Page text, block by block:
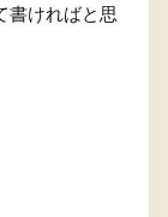
書ければと思